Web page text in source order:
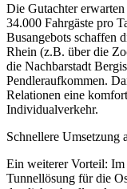
Die Gutachter
34.000 Fahrgäste pro
Busangebots schaffen
Rhein (z.B. über die
die Nachbarstadt
Pendleraufkommen.
Relationen eine
Individualverkehr.
Schnellere Umsetzung
Ein weiterer Vorteil:
Tunnellösung für die